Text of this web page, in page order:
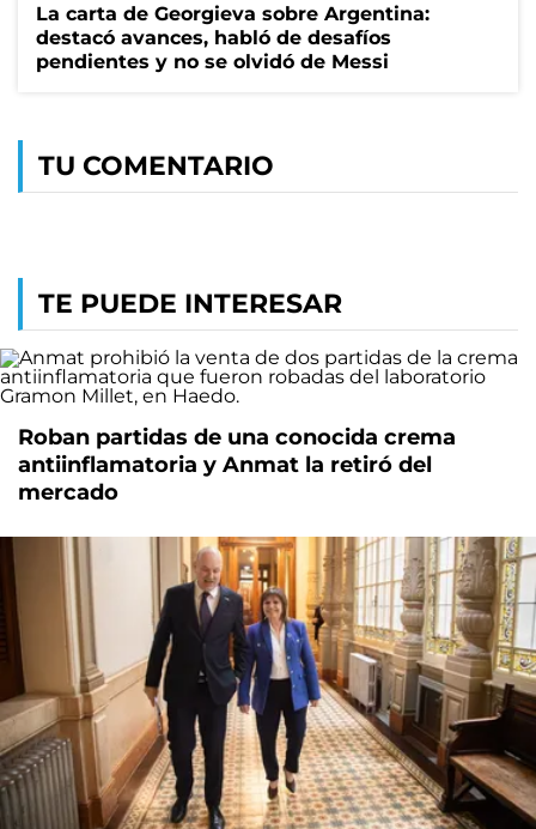
La carta de Georgieva sobre Argentina:
destacó avances, habló de desafíos
pendientes y no se olvidó de Messi
TU COMENTARIO
TE PUEDE INTERESAR
Roban partidas de una conocida crema
antiinflamatoria y Anmat la retiró del
mercado